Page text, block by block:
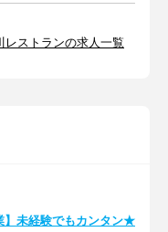
ストランの求人一覧
】未経験でもカンタン★